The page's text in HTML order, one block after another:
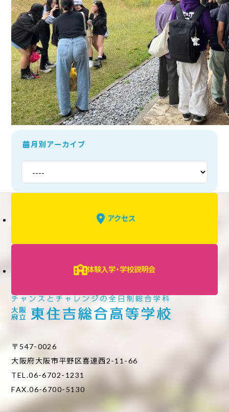
月別アーカイブ
アクセス
体験入学・学校説明会
〒547-0026
大阪府大阪市平野区喜連西2-11-66
TEL.06-6702-1231
FAX.06-6700-5130